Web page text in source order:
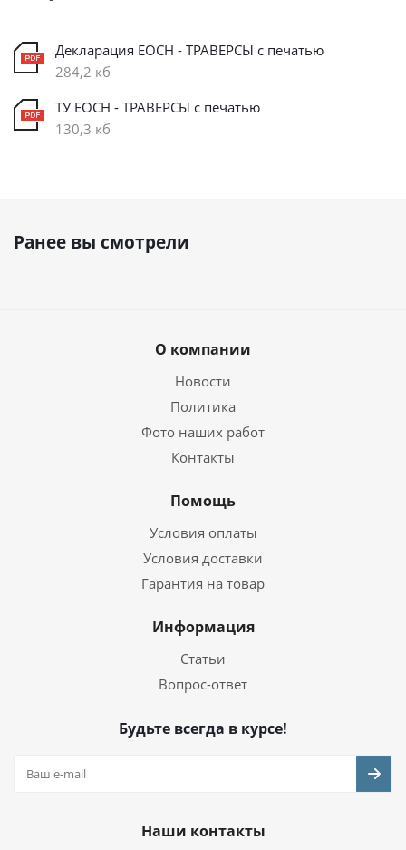
Декларация ЕОСН - ТРАВЕРСЫ с печатью
284,2 кб
ТУ ЕОСН - ТРАВЕРСЫ с печатью
130,3 кб
Ранее вы смотрели
О компании
Новости
Политика
Фото наших работ
Контакты
Помощь
Условия оплаты
Условия доставки
Гарантия на товар
Информация
Статьи
Вопрос-ответ
Будьте всегда в курсе!
Наши контакты